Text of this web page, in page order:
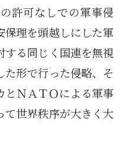
許可なしでの軍事侵
保理を頭越しにした軍
する同じく国連を無視
た形で行った侵略、そ
とＮＡＴＯによる軍事
て世界秩序が大きく大